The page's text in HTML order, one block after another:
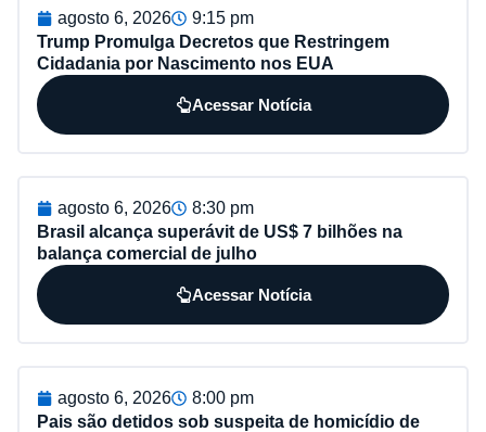
agosto 6, 2026
9:15 pm
Trump Promulga Decretos que Restringem
Cidadania por Nascimento nos EUA
Acessar Notícia
agosto 6, 2026
8:30 pm
Brasil alcança superávit de US$ 7 bilhões na
balança comercial de julho
Acessar Notícia
agosto 6, 2026
8:00 pm
Pais são detidos sob suspeita de homicídio de